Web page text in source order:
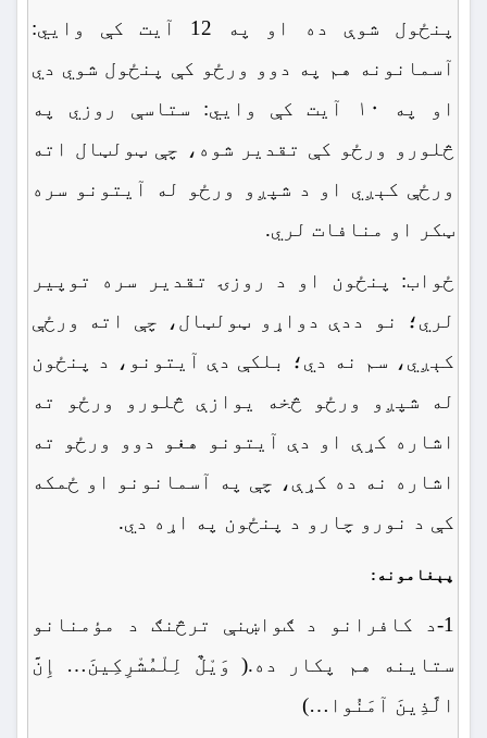
پنځول شوې ده او په 12 آیت کې وايي:
آسمانونه هم په دوو ورځو کې پنځول شوي دي
او په ۱۰ آیت کې وايي: ستاسې روزي په
څلورو ورځو کې تقدیر شوه، چې ټولټال اته
ورځې کېږي او د شپږو ورځو له آیتونو سره
ټکر او منافات لري.
ځواب: پنځون او د روزۍ تقدیر سره توپیر
لري؛ نو ددې دواړو ټولټال، چې اته ورځې
کېږي، سم نه دي؛ بلکې دې آیتونو، د پنځون
له شپږو ورځو څخه یوازې څلورو ورځو ته
اشاره کړې او دې آیتونو هغو دوو ورځو ته
اشاره نه ده کړې، چې په آسمانونو او ځمکه
کې د نورو چارو د پنځون په اړه دي.
پېغامونه:
1-د کافرانو د ګواښنې ترڅنګ د مؤمنانو
ستاینه هم پکار ده.( وَیْلٌ لِلْمُشْرِکِینَ… إِنَّ
الَّذِینَ آمَنُوا…)